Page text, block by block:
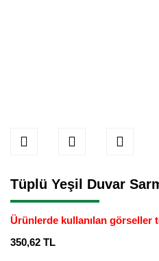
Tüplü Yeşil Duvar
Ürünlerde kullanılan görseller
350,62 TL